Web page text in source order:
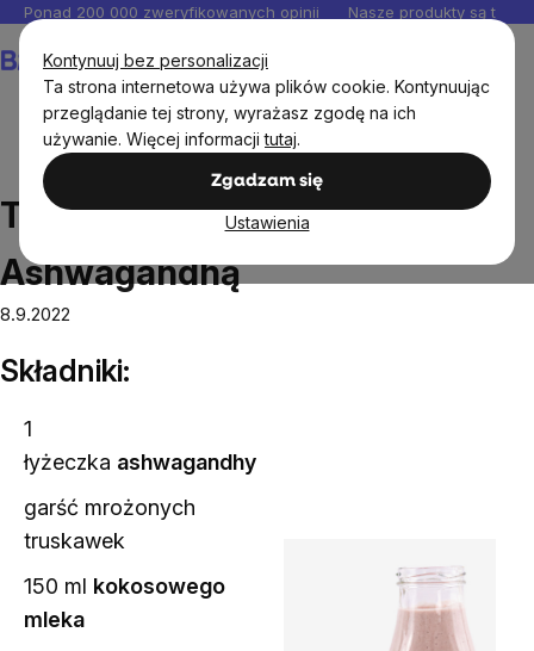
Kontynuuj bez personalizacji
Ta strona internetowa używa plików cookie. Kontynuując
przeglądanie tej strony, wyrażasz zgodę na ich
używanie. Więcej informacjitutaj.
Zgadzam się
Ustawienia
Przejść
do
treści
Ponad 200 000 zweryfikowanych opinii Nasze produkty są
Truskawkowe smoothie z Ashwagandhą
Truskawkowe smoothie z
Ashwagandhą
8.9.2022
Składniki:
1
łyżeczka ashwagandhy
garść mrożonych
truskawek
150 ml kokosowego
mleka